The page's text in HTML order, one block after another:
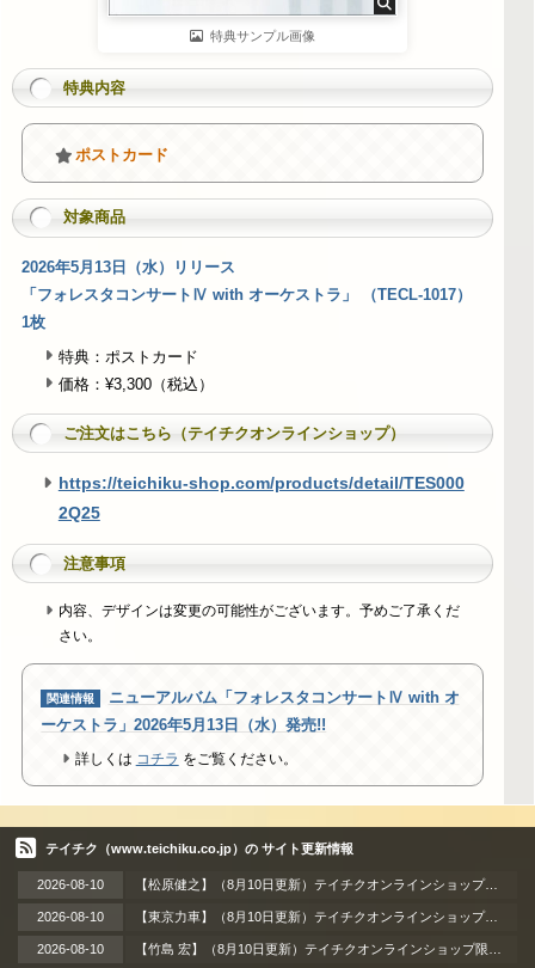
特典サンプル画像
特典内容
ポストカード
対象商品
2026年5月13日（水）リリース
「フォレスタコンサートⅣ with オーケストラ」 （TECL-1017）
1枚
特典：ポストカード
価格：¥3,300（税込）
ご注文はこちら（テイチクオンラインショップ）
https://teichiku-shop.com/products/detail/TES000
2Q25
注意事項
内容、デザインは変更の可能性がございます。予めご了承くだ
さい。
ニューアルバム「フォレスタコンサートⅣ with オ
ーケストラ」2026年5月13日（水）発売!!
詳しくは コチラ をご覧ください。
テイチク（www.teichiku.co.jp）の サイト更新情報
2026-08-10 【松原健之】（8月10日更新）テイチクオンラインショップ限定 猛暑を乗り切れ、推し観てパワーチャージ！～［直筆サイン特典付き］テイチクDVDサマーキャンペーン！～
2026-08-10 【東京力車】（8月10日更新）テイチクオンラインショップ限定 猛暑を乗り切れ、推し観てパワーチャージ！～【直筆サイン特典付き】テイチクDVDサマーキャンペーン！～
2026-08-10 【竹島 宏】（8月10日更新）テイチクオンラインショップ限定 猛暑を乗り切れ、推し観てパワーチャージ！～［直筆サイン特典付き］テイチクDVDサマーキャンペーン！～